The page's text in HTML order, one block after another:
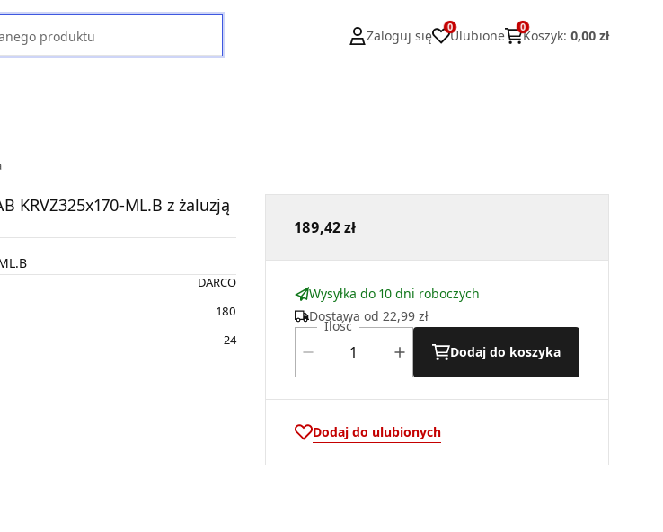
Zaloguj się
0
Ulubione
0
Koszyk: 0,00 zł
KRVZ325x170-ML.B z żaluzją
DARCO
180
24
189,42 zł
Wysyłka do 10 dni roboczych
Dostawa od 22,99 zł
Ilość
Dodaj do koszyka
Dodaj do ulubionych